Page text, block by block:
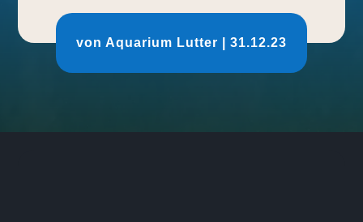
von Aquarium Lutter 31.12.23